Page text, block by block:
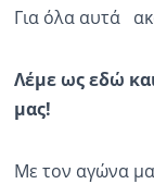
Για όλα αυτά
Λέμε ως εδώ
μας!
Με τον αγώνα